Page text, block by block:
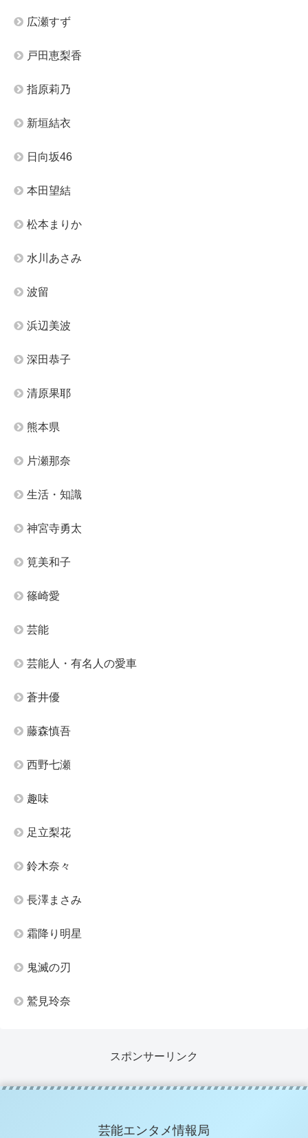
広瀬すず
戸田恵梨香
指原莉乃
新垣結衣
日向坂46
本田望結
松本まりか
水川あさみ
波留
浜辺美波
深田恭子
清原果耶
熊本県
片瀬那奈
生活・知識
神宮寺勇太
筧美和子
篠崎愛
芸能
芸能人・有名人の愛車
蒼井優
藤森慎吾
西野七瀬
趣味
足立梨花
鈴木奈々
長澤まさみ
霜降り明星
鬼滅の刃
鷲見玲奈
スポンサーリンク
芸能エンタメ情報局